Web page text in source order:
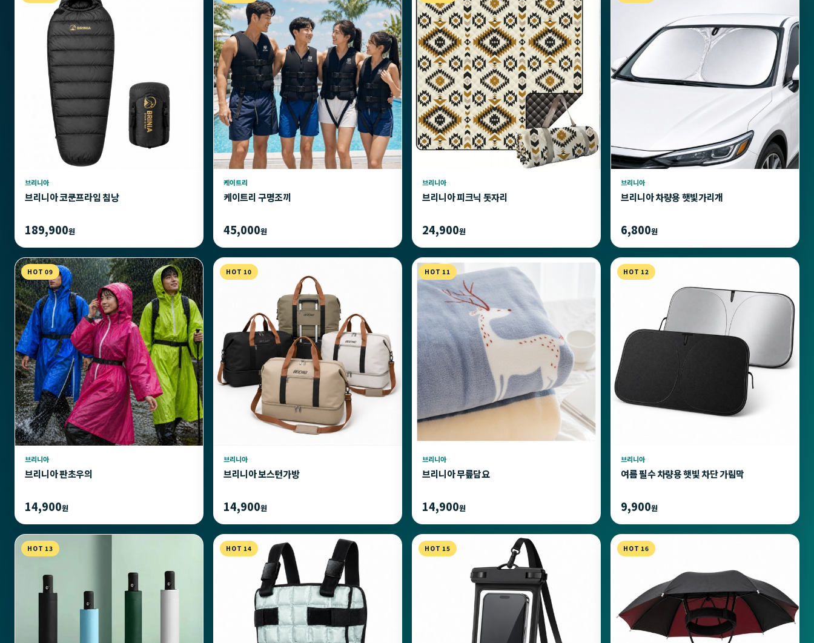
브리니아
브리니아 코쿤프라임 침낭
189,900원
케이트리
케이트리 구명조끼
45,000원
브리니아
브리니아 피크닉 돗자리
24,900원
브리니아
브리니아 차량용 햇빛가리개
6,800원
HOT 09
브리니아
브리니아 판초우의
14,900원
HOT 10
브리니아
브리니아 보스턴가방
14,900원
HOT 11
브리니아
브리니아 무릎담요
14,900원
HOT 12
브리니아
여름 필수 차량용 햇빛 차단 가림막
9,900원
HOT 13 HOT 14 HOT 15 HOT 16